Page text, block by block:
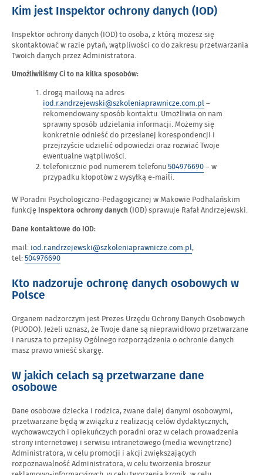
Kim jest Inspektor ochrony danych (IOD)
Inspektor ochrony danych (IOD) to osoba, z którą możesz się
skontaktować w razie pytań, wątpliwości co do zakresu przetwarzania
Twoich danych przez Administratora.
Umożliwiliśmy Ci to na kilka sposobów:
drogą mailową na adres
iod.r.andrzejewski@szkoleniaprawnicze.com.pl–
rekomendowany sposób kontaktu. Umożliwia on nam
sprawny sposób udzielania informacji. Możemy się
konkretnie odnieść do przesłanej korespondencji i
przejrzyście udzielić odpowiedzi oraz rozwiać Twoje
ewentualne wątpliwości.
telefonicznie pod numerem telefonu504976690– w
przypadku kłopotów z wysyłką e-maili.
W Poradni Psychologiczno-Pedagogicznej w Makowie Podhalańskim
funkcję Inspektora ochrony danych (IOD) sprawuje Rafał Andrzejewski.
Dane kontaktowe do IOD:
mail: iod.r.andrzejewski@szkoleniaprawnicze.com.pl,
tel:504976690
Kto nadzoruje ochronę danych osobowych w
Polsce
Organem nadzorczym jest Prezes Urzędu Ochrony Danych Osobowych
(PUODO). Jeżeli uznasz, że Twoje dane są nieprawidłowo przetwarzane
i narusza to przepisy Ogólnego rozporządzenia o ochronie danych
masz prawo wnieść skargę.
W jakich celach są przetwarzane dane
osobowe
Dane osobowe dziecka i rodzica, zwane dalej danymi osobowymi,
przetwarzane będą w związku z realizacją celów dydaktycznych,
wychowawczych i opiekuńczych poradni oraz w celach prowadzenia
strony internetowej i serwisu intranetowego (media wewnętrzne)
Administratora, w celu promocji i akcji zwiększających
rozpoznawalność Administratora, w celu tworzenia broszur